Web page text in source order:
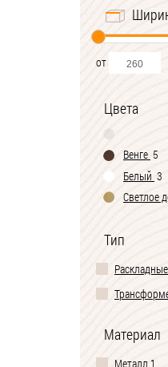
от
Цвета
Венге 5
Белый 3
Светлое
Тип
Раскладные
Материал
Металл 1